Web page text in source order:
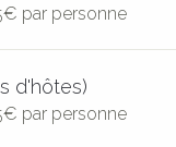
par personne
d'hôtes)
par personne